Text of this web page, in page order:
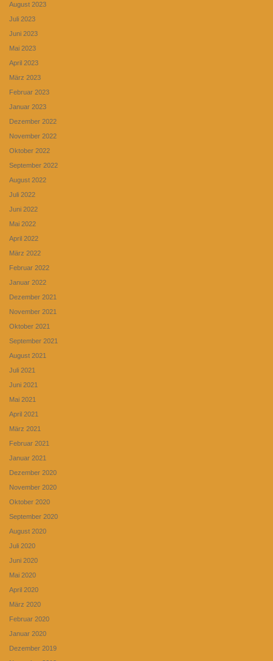
August 2023
Juli 2023
Juni 2023
Mai 2023
April 2023
März 2023
Februar 2023
Januar 2023
Dezember 2022
November 2022
Oktober 2022
September 2022
August 2022
Juli 2022
Juni 2022
Mai 2022
April 2022
März 2022
Februar 2022
Januar 2022
Dezember 2021
November 2021
Oktober 2021
September 2021
August 2021
Juli 2021
Juni 2021
Mai 2021
April 2021
März 2021
Februar 2021
Januar 2021
Dezember 2020
November 2020
Oktober 2020
September 2020
August 2020
Juli 2020
Juni 2020
Mai 2020
April 2020
März 2020
Februar 2020
Januar 2020
Dezember 2019